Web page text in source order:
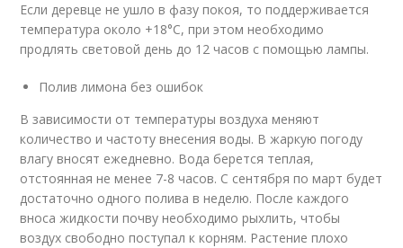
Если деревце не ушло в фазу покоя, то поддерживается
температура около +18°C, при этом необходимо
продлять световой день до 12 часов с помощью лампы.
Полив лимона без ошибок
В зависимости от температуры воздуха меняют
количество и частоту внесения воды. В жаркую погоду
влагу вносят ежедневно. Вода берется теплая,
отстоянная не менее 7-8 часов. С сентября по март будет
достаточно одного полива в неделю. После каждого
вноса жидкости почву необходимо рыхлить, чтобы
воздух свободно поступал к корням. Растение плохо